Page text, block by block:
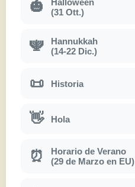
🎃
Halloween
(31 Ott.)
🕎
Hannukkah
(14-22 Dic.)
📜 Historia
👋 Hola
⏰
Horario de Verano
(29 de Marzo en EU)